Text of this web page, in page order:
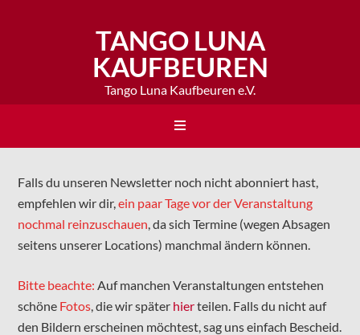
TANGO LUNA
KAUFBEUREN
Tango Luna Kaufbeuren e.V.
Falls du unseren Newsletter noch nicht abonniert hast,
empfehlen wir dir,ein paar Tage vor der Veranstaltung
nochmal reinzuschauen, da sich Termine (wegen Absagen
seitens unserer Locations) manchmal ändern können.
Bitte beachte: Auf manchen Veranstaltungen entstehen
schöne Fotos, die wir später hierteilen. Falls du nicht auf
den Bildern erscheinen möchtest, sag uns einfach Bescheid.